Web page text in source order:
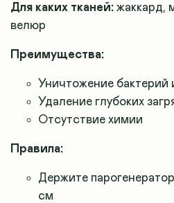
Для каких тканей: жаккард,
велюр
Преимущества:
Уничтожение бактерий
Удаление глубоких
Отсутствие химии
Правила:
Держите
см